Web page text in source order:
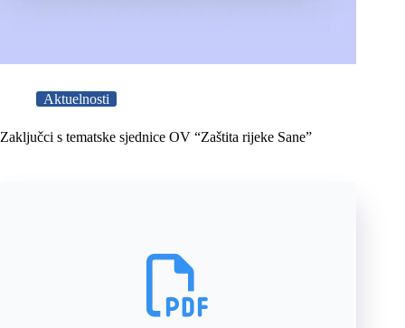
Aktuelnosti
Zaključci s tematske sjednice OV “Zaštita rijeke Sane”